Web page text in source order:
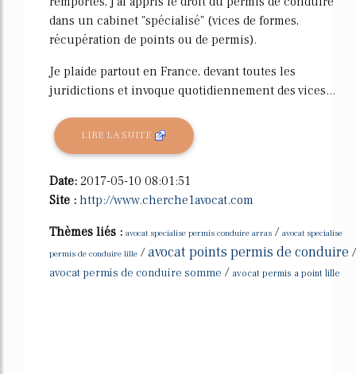
dans un cabinet "spécialisé" (vices de formes,
récupération de points ou de permis).
Je plaide partout en France, devant toutes les
juridictions et invoque quotidiennement des vices...
LIRE LA SUITE
Date: 2017-05-10 08:01:51
Site : http://www.cherche1avocat.com
Thèmes liés : avocat specialise permis conduire arras / avocat specialise
permis de conduire lille /avocat points permis de conduire /
avocat permis de conduire somme / avocat permis a point lille